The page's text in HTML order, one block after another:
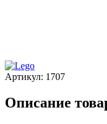
Артикул: 1707
Описание